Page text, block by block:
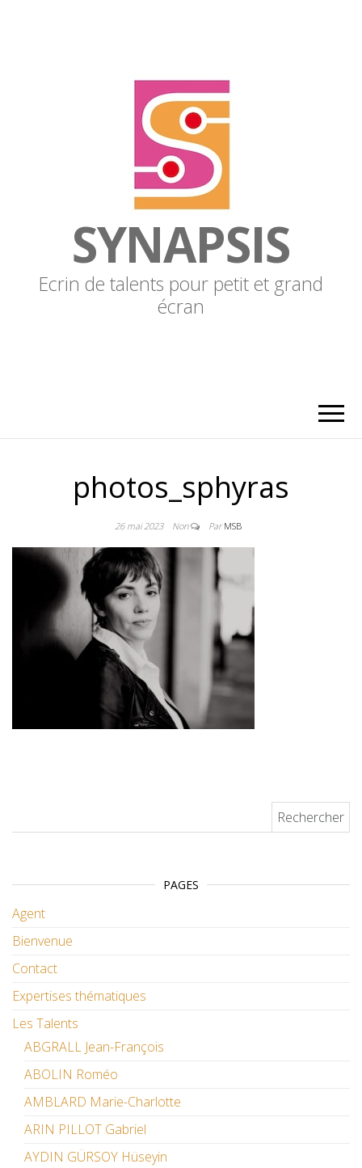
SYNAPSIS
Ecrin de talents pour petit et grand
écran
photos_sphyras
26 mai 2023 Non ParMSB
PAGES
Agent
Bienvenue
Contact
Expertises thématiques
Les Talents
ABGRALL Jean-François
ABOLIN Roméo
AMBLARD Marie-Charlotte
ARIN PILLOT Gabriel
AYDIN GÜRSOY Hüseyin